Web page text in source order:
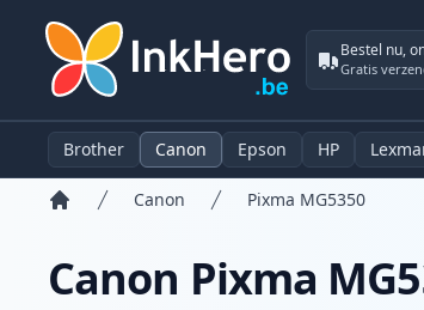
Bestel nu,
Gratis
Brother Canon Epson HP
Canon Pixma MG5350
Canon Pixma